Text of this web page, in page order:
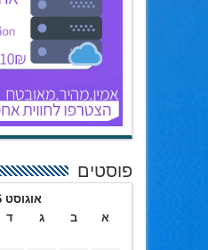
פוסטים
אוגוסט 2026
א
ב ג ד